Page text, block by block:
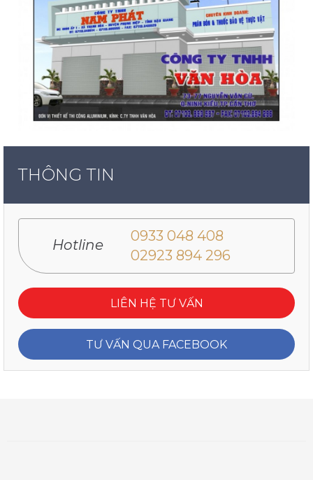
THÔNG TIN
Hotline
0933 048 408
02923 894 296
LIÊN HỆ TƯ VẤN
TƯ VẤN QUA FACEBOOK